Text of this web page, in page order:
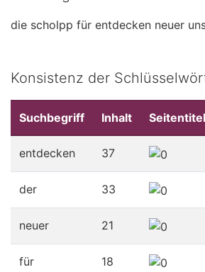
die scholpp für entdecken neuer
Konsistenz der
Suchbegriff Inhalt Seitentitel
entdecken 37
der 33
neuer 21
für 18